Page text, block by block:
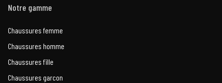
Notre gamme
Chaussures femme
Chaussures homme
Chaussures fille
Chaussures garcon